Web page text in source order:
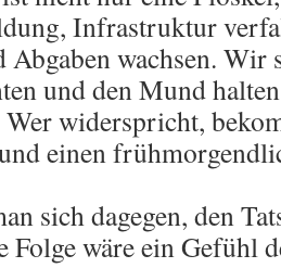
Infrastruktur
wachsen. Wir
und den Mund
widerspricht,
einen
sich dagegen, den
Folge wäre ein Gefühl